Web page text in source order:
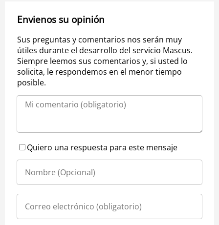
Envienos su opinión
Sus preguntas y comentarios nos serán muy
útiles durante el desarrollo del servicio Mascus.
Siempre leemos sus comentarios y, si usted lo
solicita, le respondemos en el menor tiempo
posible.
Quiero una respuesta para este mensaje